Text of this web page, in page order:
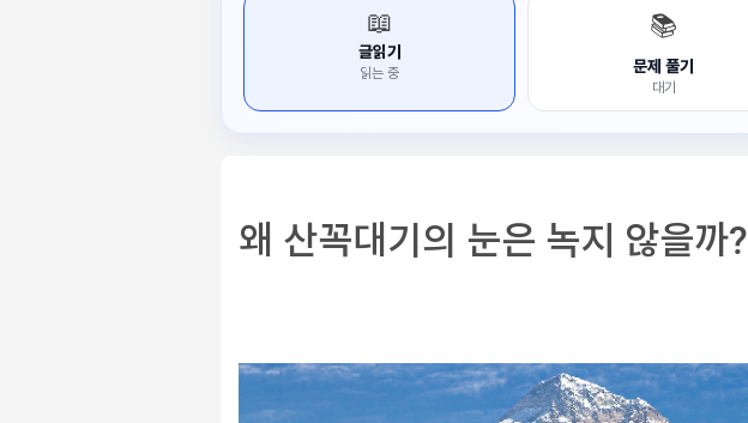
📖
글읽기
읽는 중
📚
문제 풀기
대기
왜 산꼭대기의 눈은 녹지 않을까?